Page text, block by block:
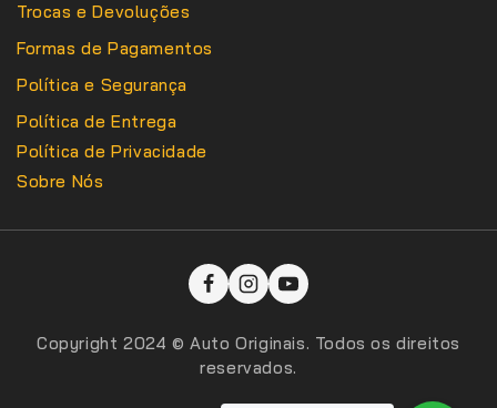
Trocas e Devoluções
Formas de Pagamentos
Política e Segurança
Política de Entrega
Política de Privacidade
Sobre Nós
Copyright 2024 © Auto Originais. Todos os direitos
reservados.